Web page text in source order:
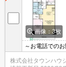
画像：3枚
～お電話での
地域密着タウ
株式会社タウンハウ